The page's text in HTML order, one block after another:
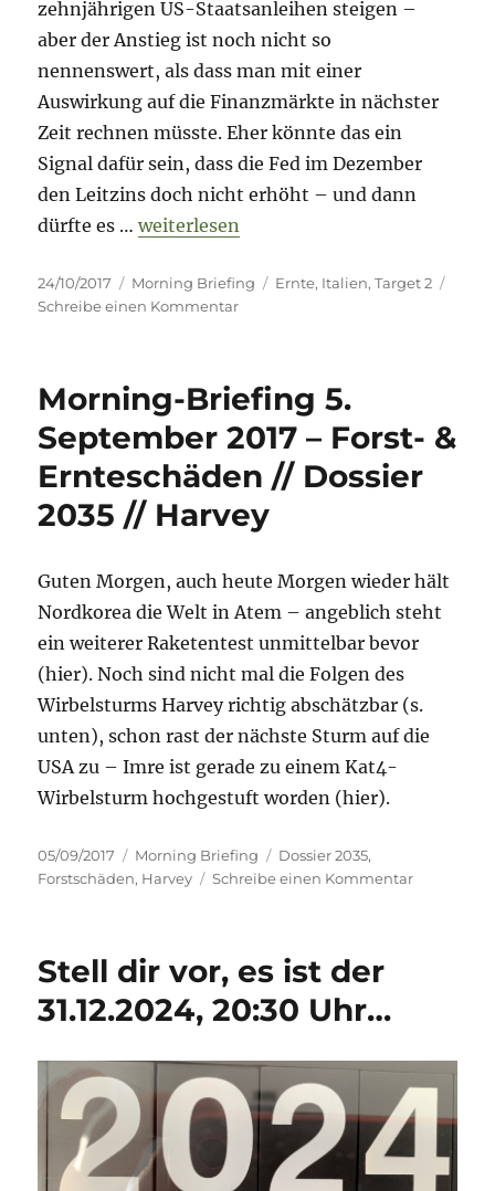
Globalisierung
adé?
//
zehnjährigen US-Staatsanleihen steigen –
aber der Anstieg ist noch nicht so
nennenswert, als dass man mit einer
Auswirkung auf die Finanzmärkte in nächster
Zeit rechnen müsste. Eher könnte das ein
Signal dafür sein, dass die Fed im Dezember
den Leitzins doch nicht erhöht – und dann
dürfte es …„Morning Briefing 24. Oktober 2017 –
weiterlesen
Veröffentlicht
am
24/10/2017 Kategorien
Morning Briefing Schlagwörter
Ernte, Italien,Target 2
Schreibe einen Kommentarzu
Oktober
–
Ernte
//
Target
Italien
Morning-Briefing 5.
September 2017 – Forst- &
Ernteschäden // Dossier
2035 // Harvey
Guten Morgen, auch heute Morgen wieder hält
Nordkorea die Welt in Atem – angeblich steht
ein weiterer Raketentest unmittelbar bevor
(hier). Noch sind nicht mal die Folgen des
Wirbelsturms Harvey richtig abschätzbar (s.
unten), schon rast der nächste Sturm auf die
USA zu – Imre ist gerade zu einem Kat4-
Wirbelsturm hochgestuft worden (hier).
Veröffentlicht
am
05/09/2017 Kategorien
Morning Briefing Schlagwörter
Dossier 2035,
Forstschäden, Harvey Schreibe einen Kommentarzu
&
//
2035
//
Stell dir vor, es ist der
31.12.2024, 20:30 Uhr…